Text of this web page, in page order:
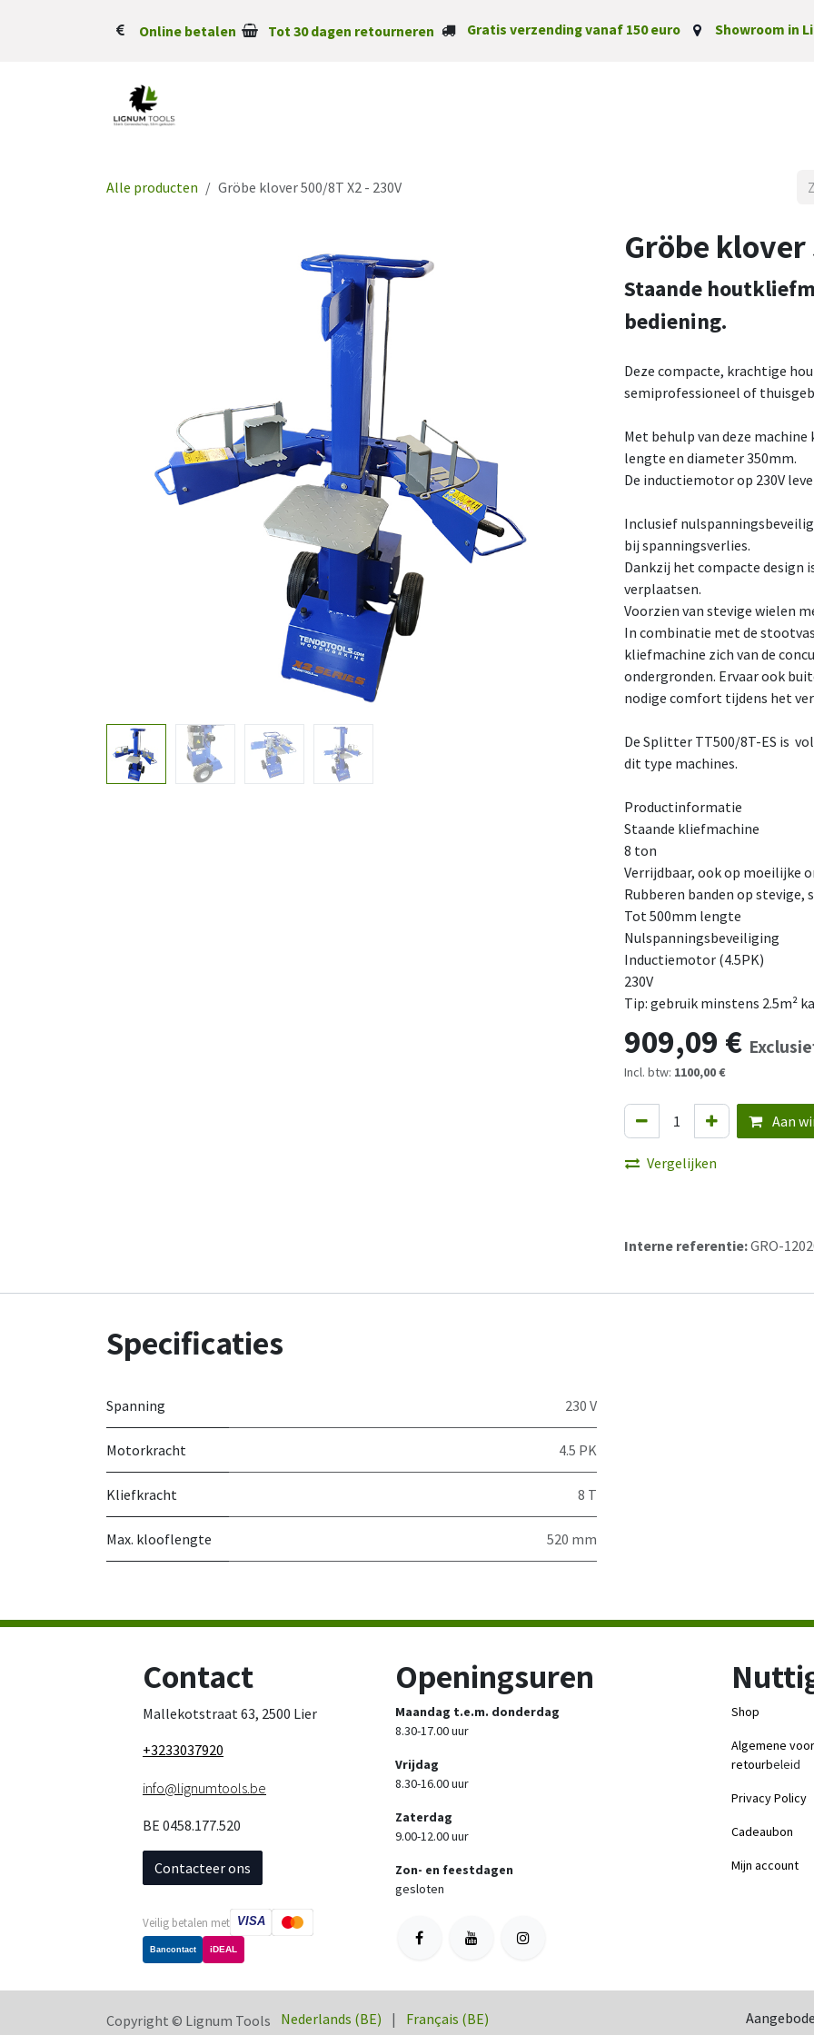
Online betalen Tot 30 dagen retourneren Gratis verzending vanaf 150 euro Showroom in
Alle producten Gröbe klover 500/8T X2 - 230V
Gröbe klover
Staande
bediening.
Deze compacte, krachtige
semiprofessioneel of
Met behulp van deze
lengte en diameter 350mm.
De inductiemotor op 230V
Inclusief
bij spanningsverlies.
Dankzij het compacte design
verplaatsen.
Voorzien van stevige wielen
In combinatie met de
kliefmachine zich van de
ondergronden. Ervaar ook
nodige comfort tijdens het
De Splitter TT500/8T-ES is
dit type machines.
Productinformatie
Staande kliefmachine
8 ton
Verrijdbaar, ook op moeilijke
Rubberen banden op stevige,
Tot 500mm lengte
Nulspanningsbeveiliging
Inductiemotor (4.5PK)
230V
Tip: gebruik minstens 2.5m²
909,09 €
Incl. btw: 1100,00 €
Aan
Vergelijken
Interne referentie:GRO-
Specificaties
Spanning 230 V
Motorkracht 4.5 PK
Kliefkracht 8 T
Max. klooflengte 520 mm
Contact
Mallekotstraat 63, 2500 Lier
+3233037920
info@lignumtools.be
BE 0458.177.520
Contacteer ons
Veilig betalen met VISA
Bancontact iDEAL
Openingsuren
Maandag t.e.m. donderdag
8.30-17.00 uur
Vrijdag
8.30-16.00 uur
Zaterdag
9.00-12.00 uur
Zon- en feestdagen
gesloten
Shop
Algemene
retourbeleid
Privacy Policy
Cadeaubon
Mijn account
Copyright © Lignum Tools Nederlands (BE) | Français (BE)